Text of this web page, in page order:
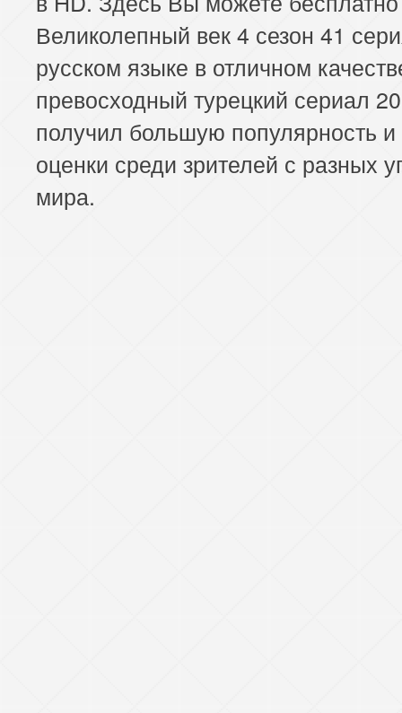
Великолепный век 4 сезон 41
русском языке в отличном
превосходный турецкий сериал
получил большую популярность
оценки среди зрителей с разных
мира.